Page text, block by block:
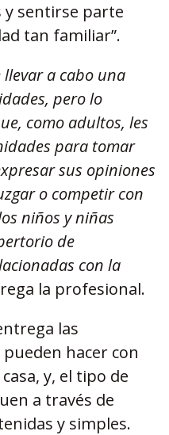
y sentirse parte
tan familiar”.
a cabo una
pero lo
como adultos, les
para tomar
sus opiniones
o competir con
niños y niñas
de
con la
la profesional.
las
hacer con
y, el tipo de
a través de
y simples.